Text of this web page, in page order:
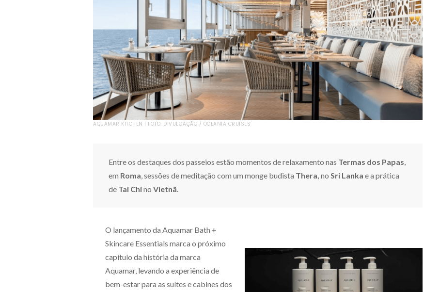
AQUAMAR KITCHEN | FOTO: DIVULGAÇÃO / OCEANIA CRUISES
Entre os destaques dos passeios estão momentos de relaxamento nas Termas dos Papas,
em Roma, sessões de meditação com um monge budista Thera, no Sri Lanka e a prática
de Tai Chino Vietnã.
O lançamento da Aquamar Bath +
Skincare Essentials marca o próximo
capítulo da história da marca
Aquamar, levando a experiência de
bem-estar para as suítes e cabines dos